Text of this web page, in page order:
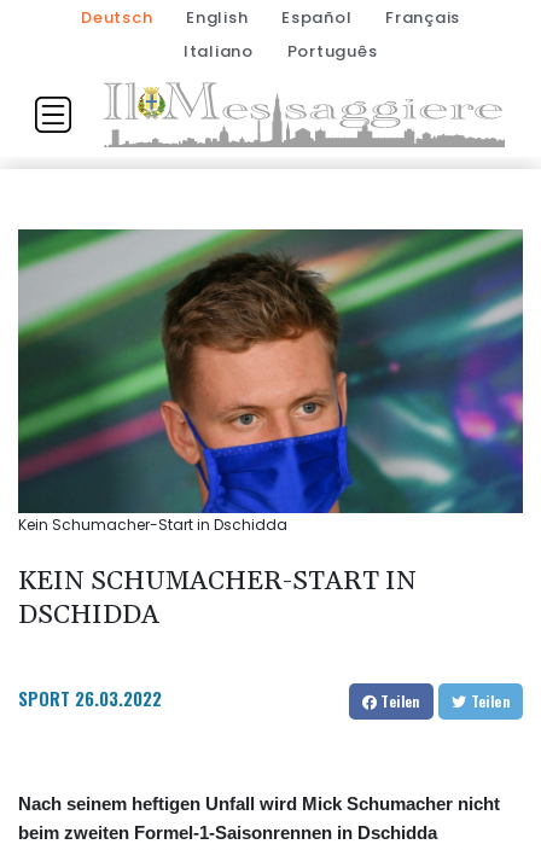
Deutsch English Español
Français
Italiano
Português
Kein Schumacher-Start in Dschidda
KEIN SCHUMACHER-START IN
DSCHIDDA
SPORT 26.03.2022 Teilen Teilen
Nach seinem heftigen Unfall wird Mick Schumacher nicht
beim zweiten Formel-1-Saisonrennen in Dschidda